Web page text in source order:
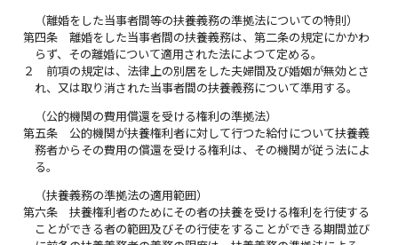
（離婚をした当事者間等の扶養義務の準拠法についての特則）
第四条
離婚をした当事者間の扶養義務は、第二条の規定にかかわ
らず、その離婚について適用された法によつて定める。
２
前項の規定は、法律上の別居をした夫婦間及び婚姻が無効とさ
れ、又は取り消された当事者間の扶養義務について準用する。
（公的機関の費用償還を受ける権利の準拠法）
第五条
公的機関が扶養権利者に対して行つた給付について扶養義
務者からその費用の償還を受ける権利は、その機関が従う法によ
る。
（扶養義務の準拠法の適用範囲）
第六条
扶養権利者のためにその者の扶養を受ける権利を行使する
ことができる者の範囲及びその行使をすることができる期間並び